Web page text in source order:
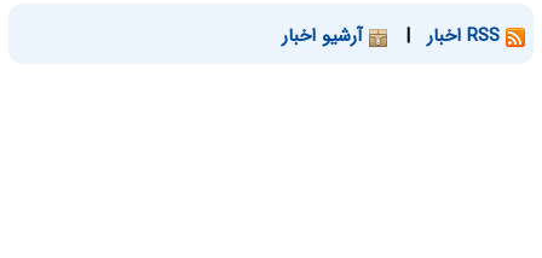
| آرشیو اخبار